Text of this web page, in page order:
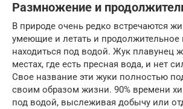
Размножение и
В природе очень редко встречаются
умеющие и летать и продолжительное
находиться под водой. Жук плавунец
местах, где есть пресная вода, и нет
Свое название эти жуки полностью
своим образом жизни. 90% времени
под водой, выслеживая добычу или